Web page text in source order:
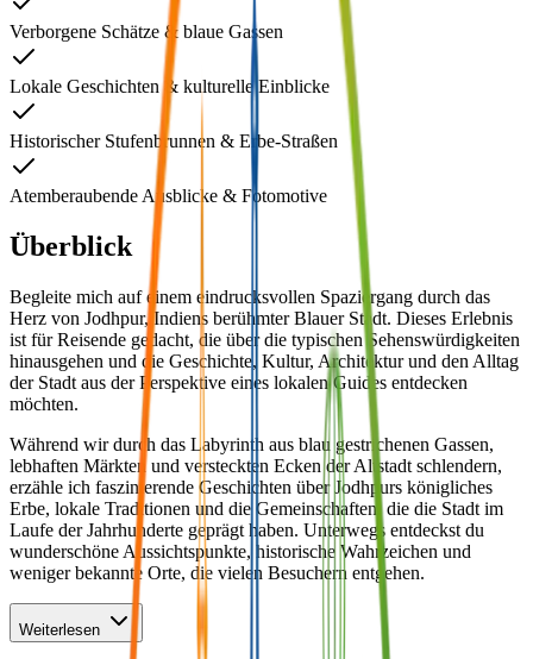
Verborgene Schätze & blaue Gassen
Lokale Geschichten & kulturelle Einblicke
Historischer Stufenbrunnen & Erbe-Straßen
Atemberaubende Ausblicke & Fotomotive
Überblick
Begleite mich auf einem eindrucksvollen Spaziergang durch das
Herz von Jodhpur, Indiens berühmter Blauer Stadt. Dieses Erlebnis
ist für Reisende gedacht, die über die typischen Sehenswürdigkeiten
hinausgehen und die Geschichte, Kultur, Architektur und den Alltag
der Stadt aus der Perspektive eines lokalen Guides entdecken
möchten.
Während wir durch das Labyrinth aus blau gestrichenen Gassen,
lebhaften Märkten und versteckten Ecken der Altstadt schlendern,
erzähle ich faszinierende Geschichten über Jodhpurs königliches
Erbe, lokale Traditionen und die Gemeinschaften, die die Stadt im
Laufe der Jahrhunderte geprägt haben. Unterwegs entdeckst du
wunderschöne Aussichtspunkte, historische Wahrzeichen und
weniger bekannte Orte, die vielen Besuchern entgehen.
Weiterlesen